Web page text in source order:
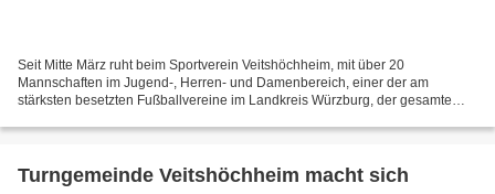
Seit Mitte März ruht beim Sportverein Veitshöchheim, mit über 20
Mannschaften im Jugend-, Herren- und Damenbereich, einer der am
stärksten besetzten Fußballvereine im Landkreis Würzburg, der gesamte
Turngemeinde Veitshöchheim macht sich